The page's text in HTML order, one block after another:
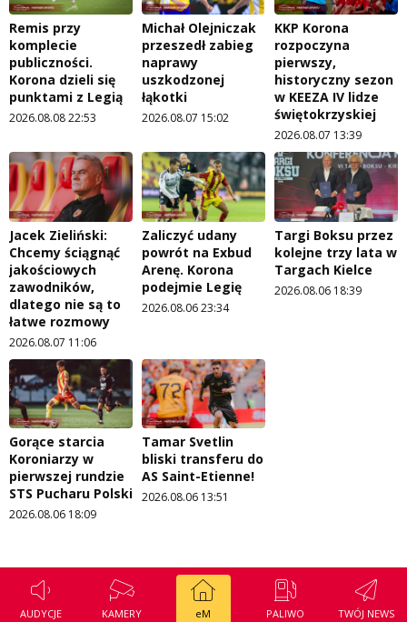
AUDYCJE KAMERY eM PALIWO TWÓJ NEWS
Remis przy
komplecie
publiczności.
Korona dzieli się
punktami z Legią
2026.08.08 22:53
Michał Olejniczak
przeszedł zabieg
naprawy
uszkodzonej
łąkotki
2026.08.07 15:02
KKP Korona
rozpoczyna
pierwszy,
historyczny sezon
w KEEZA IV lidze
świętokrzyskiej
2026.08.07 13:39
Jacek Zieliński:
Chcemy ściągnąć
jakościowych
zawodników,
dlatego nie są to
łatwe rozmowy
2026.08.07 11:06
Zaliczyć udany
powrót na Exbud
Arenę. Korona
podejmie Legię
2026.08.06 23:34
Targi Boksu przez
kolejne trzy lata w
Targach Kielce
2026.08.06 18:39
Gorące starcia
Koroniarzy w
pierwszej rundzie
STS Pucharu Polski
2026.08.06 18:09
Tamar Svetlin
bliski transferu do
AS Saint-Etienne!
2026.08.06 13:51